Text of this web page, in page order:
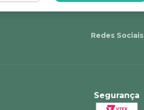
Redes Sociais
Segurança